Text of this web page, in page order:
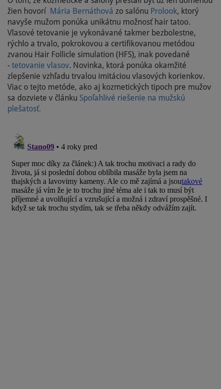
žien hovorí Mária Bernáthová zo salónu Prolook, ktorý
navyše mužom ponúka unikátnu možnosť hair tatoo.
Vlasové tetovanie je vykonávané takmer bezbolestne,
rýchlo a trvalo, pokrokovou a certifikovanou metódou
zvanou Hair Follicle simulation (HFS), inak povedané
- tetovanie vlasov. Novinka, ktorá ponúka okamžité
zlepšenie vzhľadu trvalou imitáciou vlasových korienkov.
Viac o tejto metóde, ako aj kozmetických tipoch pre mužov
sa dozviete v článku Spoľahlivé riešenie na mužskú
plešatosť.